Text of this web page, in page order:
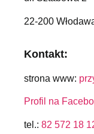
22-200
Kontakt:
strona www:
Profil na
tel.: 82 572 18